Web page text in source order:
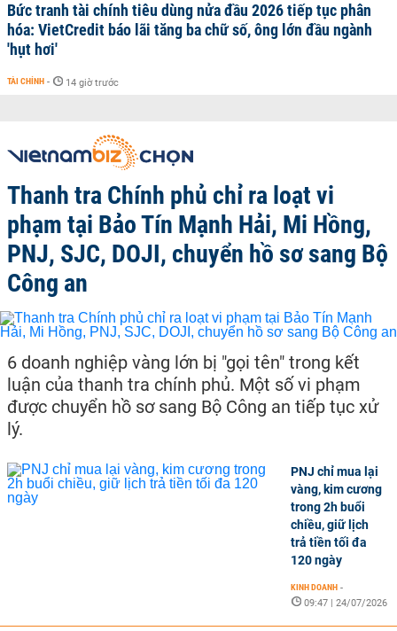
Bức tranh tài chính tiêu dùng nửa đầu 2026 tiếp tục phân
hóa: VietCredit báo lãi tăng ba chữ số, ông lớn đầu ngành
'hụt hơi'
TÀI CHÍNH - 14 giờ trước
Thanh tra Chính phủ chỉ ra loạt vi
phạm tại Bảo Tín Mạnh Hải, Mi Hồng,
PNJ, SJC, DOJI, chuyển hồ sơ sang Bộ
Công an
6 doanh nghiệp vàng lớn bị "gọi tên" trong kết
luận của thanh tra chính phủ. Một số vi phạm
được chuyển hồ sơ sang Bộ Công an tiếp tục xử
lý.
PNJ chỉ mua lại
vàng, kim cương
trong 2h buổi
chiều, giữ lịch
trả tiền tối đa
120 ngày
KINH DOANH -
09:47 | 24/07/2026